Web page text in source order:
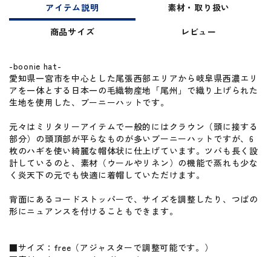
アイテム説明
素材・取り扱い
商品サイズ
レビュー
-boonie hat-
愛知県一宮市を中心とした尾張西部エリアから岐阜県西濃エリ
アを一体とする日本一の毛織物産地「尾州」で織り上げられた
生地を使用した、ブーニーハットです。
元々はミリタリーアイテムで一般的にはクラウン（頭に接する
部分）の頭頂部が平らなものが多いブーニーハットですが、6
枚のハギを使い綺麗な帽体状に仕上げています。ツバも長く設
計しているのと、素材（ウールやリネン）の機能で蒸れも少な
く炎天下の元でも快適に着帽していただけます。
背面にあるコードストッパーで、サイズを調整したり、つばの
形にニュアンスを付けることもできます。
■サイズ：free（アジャスターで調整可能です。）